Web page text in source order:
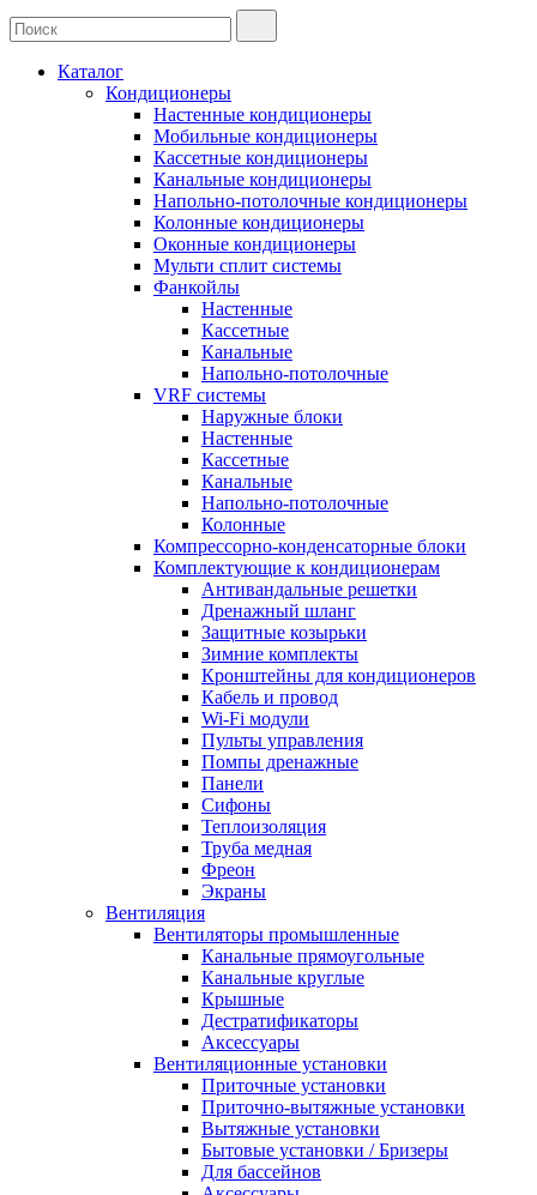
Каталог
Кондиционеры
Настенные кондиционеры
Мобильные кондиционеры
Кассетные кондиционеры
Канальные кондиционеры
Напольно-потолочные кондиционеры
Колонные кондиционеры
Оконные кондиционеры
Мульти сплит системы
Фанкойлы
Настенные
Кассетные
Канальные
Напольно-потолочные
VRF системы
Наружные блоки
Настенные
Кассетные
Канальные
Напольно-потолочные
Колонные
Компрессорно-конденсаторные блоки
Комплектующие к кондиционерам
Антивандальные решетки
Дренажный шланг
Защитные козырьки
Зимние комплекты
Кронштейны для кондиционеров
Кабель и провод
Wi-Fi модули
Пульты управления
Помпы дренажные
Панели
Сифоны
Теплоизоляция
Труба медная
Фреон
Экраны
Вентиляция
Вентиляторы промышленные
Канальные прямоугольные
Канальные круглые
Крышные
Дестратификаторы
Аксессуары
Вентиляционные установки
Приточные установки
Приточно-вытяжные установки
Вытяжные установки
Бытовые установки / Бризеры
Для бассейнов